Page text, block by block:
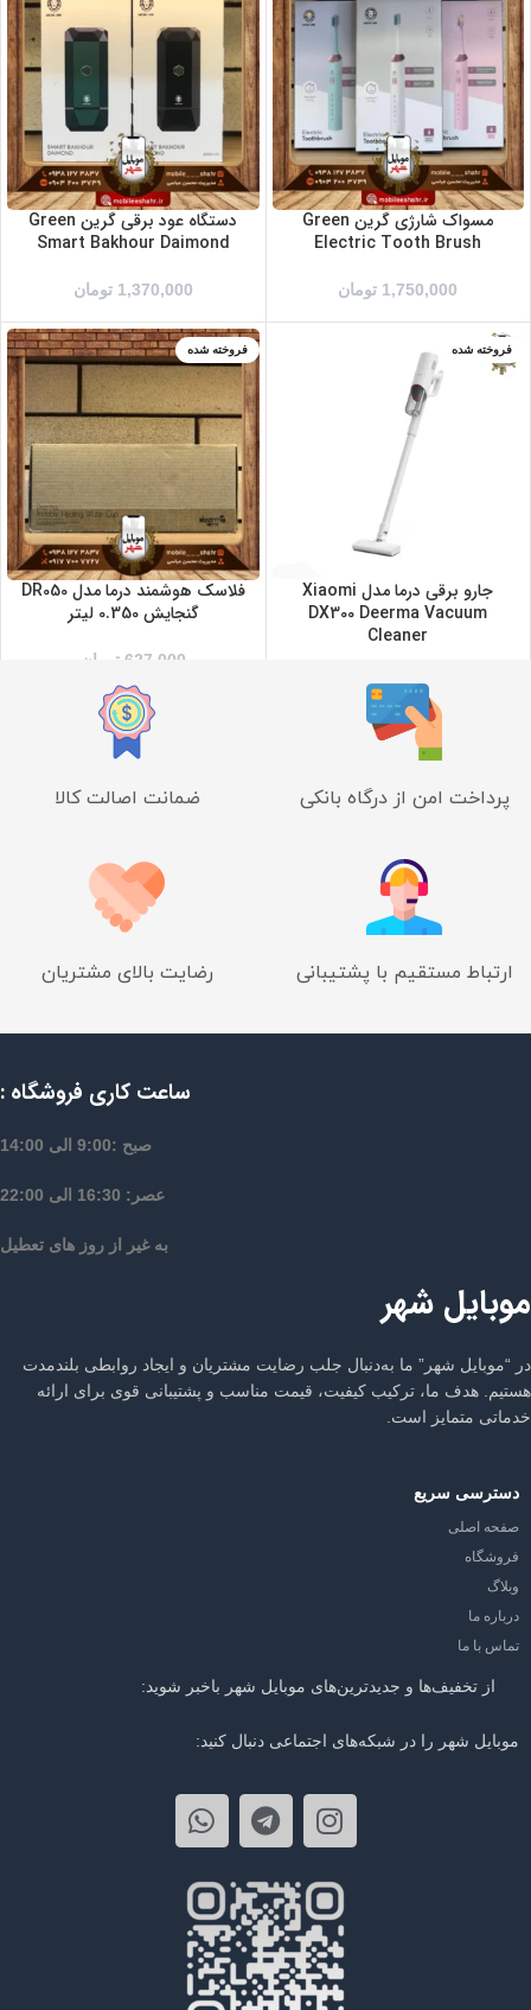
سفید
صورتی
مسواک شارژی گرین Green
Electric Tooth Brush
1,750,000 تومان
سبز
مشکی
دستگاه عود برقی گرین Green
Smart Bakhour Daimond
1,370,000 تومان
فروخته شده
جارو برقی درما مدل Xiaomi
DX300 Deerma Vacuum
Cleaner
فروخته شده
فلاسک هوشمند درما مدل DR050
گنجایش 0.350 لیتر
627,000 تومان
پرداخت امن از درگاه بانکی ضمانت اصالت کالا
ارتباط مستقیم با پشتیبانی رضایت بالای مشتریان
ساعت کاری فروشگاه :
صبح :9:00 الی 14:00
عصر: 16:30 الی 22:00
به غیر از روز های تعطیل
موبایل شهر
در “موبایل شهر” ما به‌دنبال جلب رضایت مشتریان و ایجاد روابطی بلندمدت
هستیم. هدف ما، ترکیب کیفیت، قیمت مناسب و پشتیبانی قوی برای ارائه
خدماتی متمایز است.
دسترسی سریع
صفحه اصلی
فروشگاه
وبلاگ
درباره ما
تماس با ما
از تخفیف‌ها و جدیدترین‌های موبایل شهر باخبر شوید:
موبایل شهر را در شبکه‌های اجتماعی دنبال کنید: